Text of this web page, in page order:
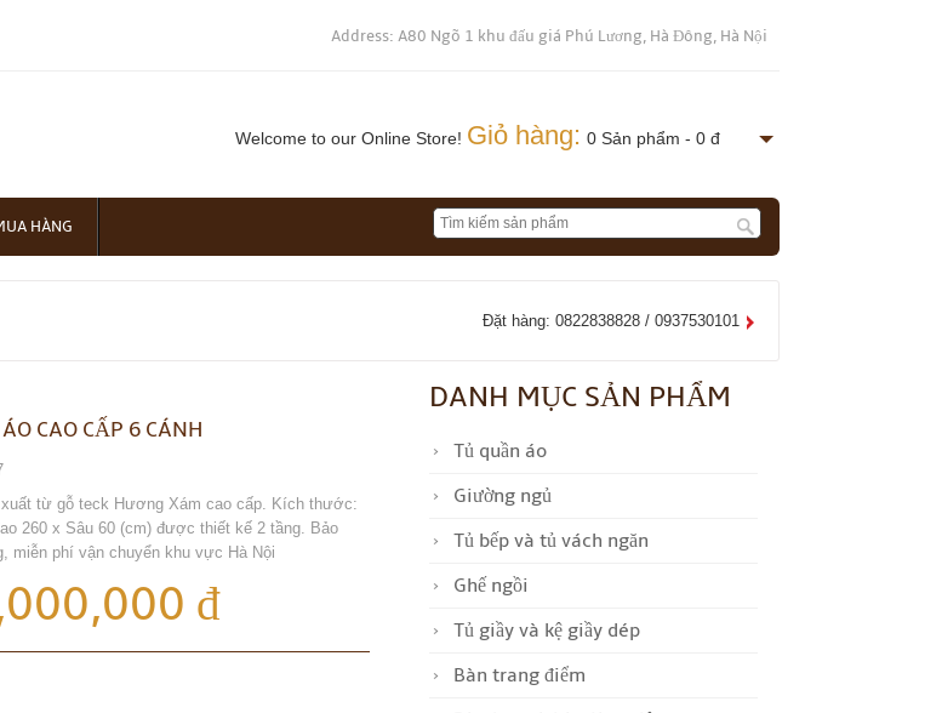
Address: A80 Ngõ 1 khu đấu giá Phú Lương, Hà Đông, Hà Nội
Welcome to our Online Store! Giỏ hàng: 0 Sản phẩm - 0 đ
HÀNG
Đặt hàng: 0822838828 / 0937530101
CAO CẤP 6 CÁNH
từ gỗ teck Hương Xám cao cấp. Kích thước:
260 x Sâu 60 (cm) được thiết kế 2 tầng. Bảo
miễn phí vận chuyển khu vực Hà Nội
đ
DANH MỤC SẢN PHẨM
Tủ quần áo
Giường ngủ
Tủ bếp và tủ vách ngăn
Ghế ngồi
Tủ giầy và kệ giầy dép
Bàn trang điểm